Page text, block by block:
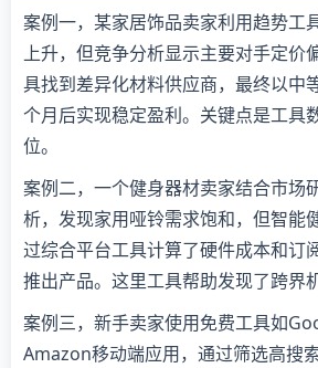
案例一，某家居饰品卖家利用趋势工
上升，但竞争分析显示主要对手定价
具找到差异化材料供应商，最终以中
个月后实现稳定盈利。关键点是工具
位。
案例二，一个健身器材卖家结合市场
析，发现家用哑铃需求饱和，但智能
过综合平台工具计算了硬件成本和订
推出产品。这里工具帮助发现了跨界
案例三，新手卖家使用免费工具如
Amazon移动端应用，通过筛选高搜